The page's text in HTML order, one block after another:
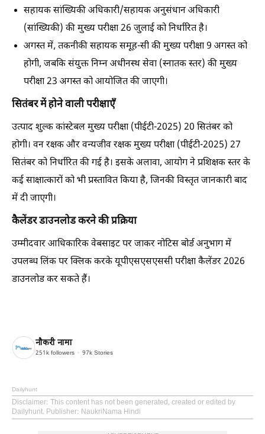
सहायक सांख्यिकी अधिकारी/सहायक अनुसंधान अधिकारी
(सांख्यिकी) की मुख्य परीक्षा 26 जुलाई को निर्धारित है।
अगस्त में, तकनीकी सहायक समूह-सी की मुख्य परीक्षा 9 अगस्त को
होगी, जबकि संयुक्त निम्न अधीनस्थ सेवा (स्नातक स्तर) की मुख्य
परीक्षा 23 अगस्त को आयोजित की जाएगी।
सितंबर में होने वाली परीक्षाएँ
उत्पाद शुल्क कांस्टेबल मुख्य परीक्षा (पीईटी-2025) 20 सितंबर को
होगी। वन रक्षक और वन्यजीव रक्षक मुख्य परीक्षा (पीईटी-2025) 27
सितंबर को निर्धारित की गई है। इसके अलावा, आयोग ने प्रशिक्षक स्तर के
कई साक्षात्कारों को भी प्रस्तावित किया है, जिनकी विस्तृत जानकारी बाद
में दी जाएगी।
कैलेंडर डाउनलोड करने की प्रक्रिया
उम्मीदवार आधिकारिक वेबसाइट पर जाकर नोटिस बोर्ड अनुभाग में
उपलब्ध लिंक पर क्लिक करके यूपीएसएसएससी परीक्षा कैलेंडर 2026
डाउनलोड कर सकते हैं।
नौकरी नामा
251k followers 97k Stories
Dailyhunt
Disclaimer: This content has not been generated, created or edited by
Dailyhunt. Publisher: NaukriNama Hindi